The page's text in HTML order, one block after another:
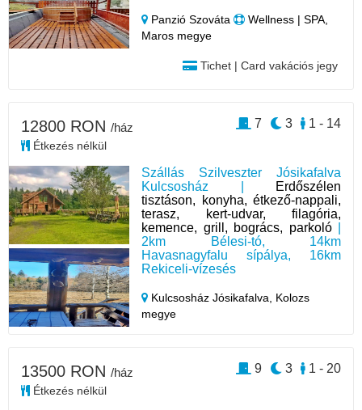
Panzió Szováta
Wellness | SPA,
Maros megye
Tichet | Card vakációs jegy
Szállás Szilveszter Jósikafalva
Kulcsosház |
Erdőszélen
tisztáson, konyha, étkező-nappali,
terasz, kert-udvar, filagória,
kemence, grill, bogrács, parkoló|
2km Bélesi-tó, 14km
Havasnagyfalu sípálya, 16km
Rekiceli-vízesés
Kulcsosház Jósikafalva, Kolozs
megye
12800 RON /ház
Étkezés nélkül
1 - 14
3
7
13500 RON /ház
Étkezés nélkül
1 - 20
3
9